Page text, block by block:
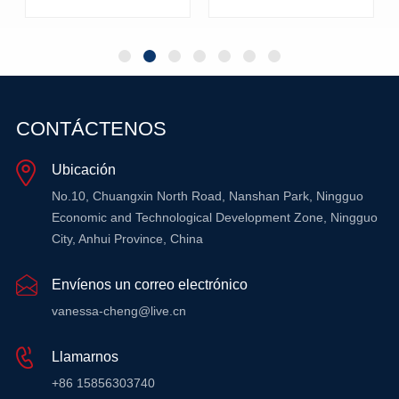
MÁS
INFORMACIÓN
CONTÁCTENOS
Ubicación
No.10, Chuangxin North Road, Nanshan Park, Ningguo
Economic and Technological Development Zone, Ningguo
City, Anhui Province, China
Envíenos un correo electrónico
vanessa-cheng@live.cn
Llamarnos
+86 15856303740